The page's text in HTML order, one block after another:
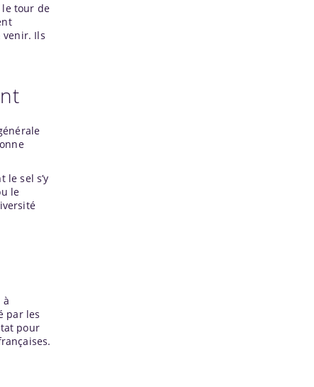
tour de
venir. Ils
sel s’y
le
à
par les
pour